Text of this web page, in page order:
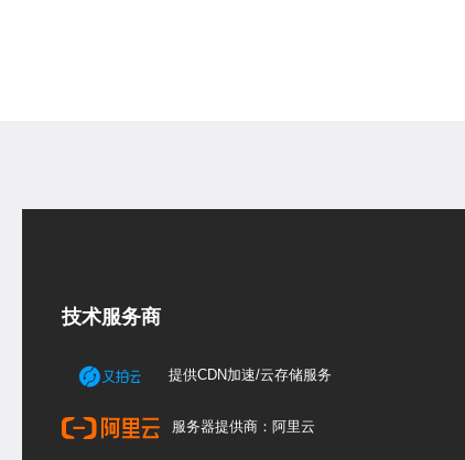
技术服务商
提供CDN加速/云存储服务
服务器提供商：阿里云